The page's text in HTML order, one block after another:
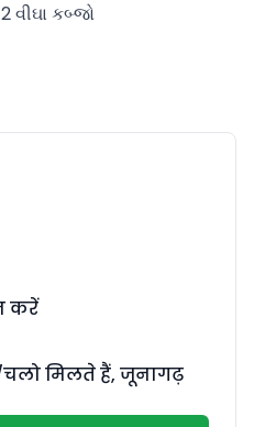
વીઘા કબ્જો
करें
मिलते हैं, जूनागढ़